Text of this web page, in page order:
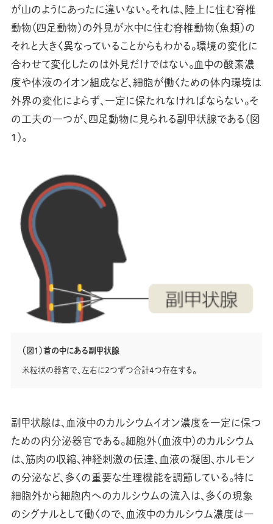
が山のようにあったに違いない。それは、陸上に住む脊椎
動物（四足動物）の外見が水中に住む脊椎動物（魚類）の
それと大きく異なっていることからもわかる。環境の変化に
合わせて変化したのは外見だけではない。血中の酸素濃
度や体液のイオン組成など、細胞が働くための体内環境は
外界の変化によらず、一定に保たれなければならない。そ
の工夫の一つが、四足動物に見られる副甲状腺である（図
1）。
（図1）首の中にある副甲状腺
米粒状の器官で、左右に２つずつ合計４つ存在する。
副甲状腺は、血液中のカルシウムイオン濃度を一定に保つ
ための内分泌器官である。細胞外（血液中）のカルシウム
は、筋肉の収縮、神経刺激の伝達、血液の凝固、ホルモン
の分泌など、多くの重要な生理機能を調節している。特に
細胞外から細胞内へのカルシウムの流入は、多くの現象
のシグナルとして働くので、血液中のカルシウム濃度は一